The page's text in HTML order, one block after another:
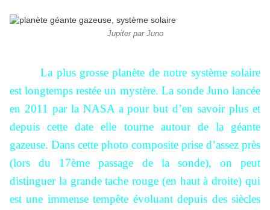
Jupiter par Juno
La plus grosse planète de notre système solaire
est longtemps restée un mystère. La sonde Juno lancée
en 2011 par la NASA a pour but d’en savoir plus et
depuis cette date elle tourne autour de la géante
gazeuse. Dans cette photo composite prise d’assez près
(lors du 17ème passage de la sonde), on peut
distinguer la grande tache rouge (en haut à droite) qui
est une immense tempête évoluant depuis des siècles